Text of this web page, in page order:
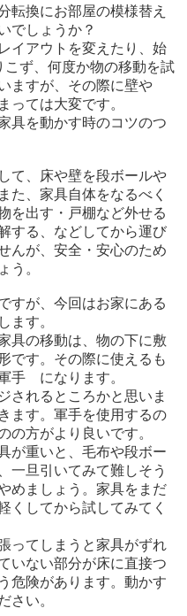
転換にお部屋の模様替え
でしょうか？
イアウトを変えたり、始
ず、何度か物の移動を試
ますが、その際に壁や
っては大変です。
具を動かす時のコツのつ
て、床や壁を段ボールや
た、家具自体をなるべく
を出す・戸棚など外せる
する、などしてから運び
んが、安全・安心のため
う。
すが、今回はお家にある
ます。
具の移動は、物の下に敷
です。その際に使えるも
になります。
されるところかと思いま
ます。軍手を使用するの
の方がより良いです。
が重いと、毛布や段ボー
一旦引いてみて難しそう
めましょう。家具をまだ
くしてから試してみてく
ってしまうと家具がずれ
いない部分が床に直接つ
危険があります。動かす
さい。